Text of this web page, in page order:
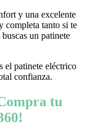
y una excelente
completa tanto si te
un patinete
el patinete eléctrico
confianza.
tu